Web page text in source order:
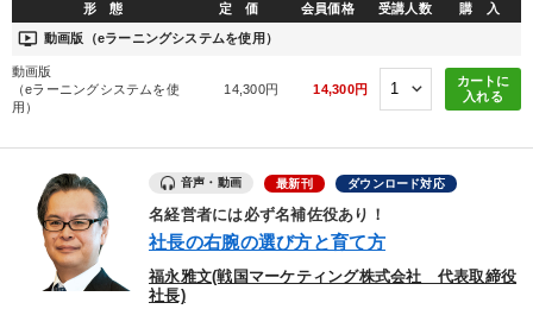
形 態 定 価 会員価格 受講人数 購 入
ondemand_video 動画版（eラーニングシステムを使用）
動画版
（eラーニングシステムを使
用）
14,300円 14,300円
カートに
入れる
音声・動画 最新刊 ダウンロード対応
名経営者には必ず名補佐役あり！
社長の右腕の選び方と育て方
福永雅文(戦国マーケティング株式会社 代表取締役
社長)